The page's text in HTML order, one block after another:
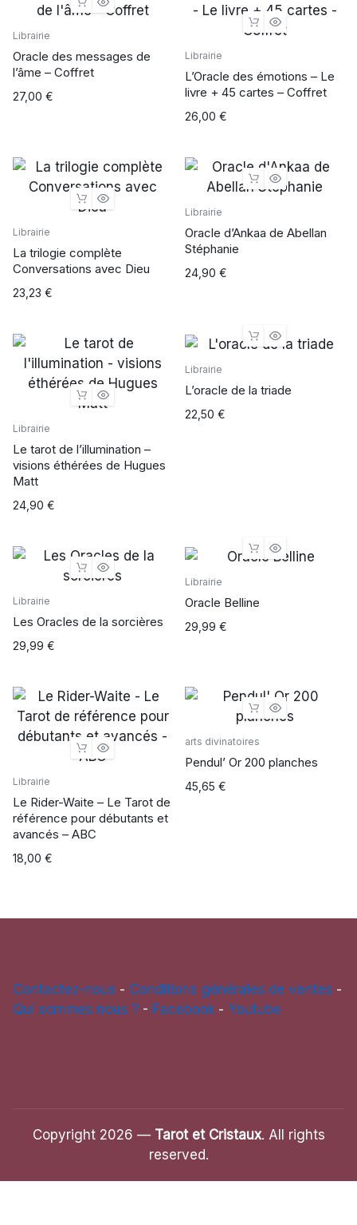
Librairie
Oracle des messages de
l’âme – Coffret
27,00 €
Librairie
L’Oracle des émotions – Le
livre + 45 cartes – Coffret
26,00 €
Librairie
La trilogie complète
Conversations avec Dieu
23,23 €
Librairie
Oracle d’Ankaa de Abellan
Stéphanie
24,90 €
Librairie
Le tarot de l’illumination –
visions éthérées de Hugues
Matt
24,90 €
Librairie
L’oracle de la triade
22,50 €
Librairie
Les Oracles de la sorcières
29,99 €
Librairie
Oracle Belline
29,99 €
Librairie
Le Rider-Waite – Le Tarot de
référence pour débutants et
avancés – ABC
18,00 €
arts divinatoires
Pendul’ Or 200 planches
45,65 €
Contactez-nous - Conditions générales de ventes -
Qui sommes nous ? - Facebook - Youtube
Copyright 2026 — Tarot et Cristaux. All rights
reserved.